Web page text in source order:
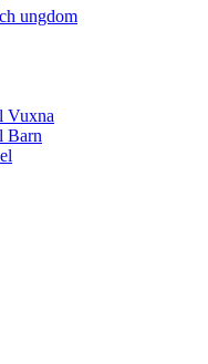
ungdom
Vuxna
Barn